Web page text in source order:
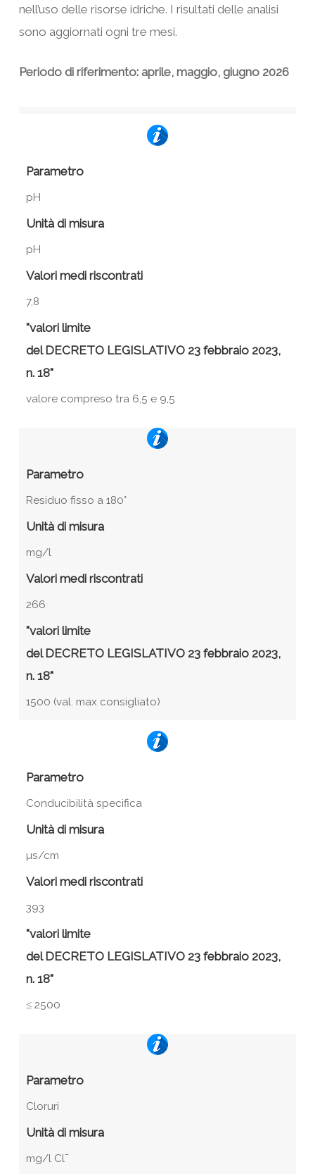
nell’uso delle risorse idriche. I risultati delle analisi
sono aggiornati ogni tre mesi.
Periodo di riferimento: aprile, maggio, giugno 2026
Parametro
pH
Unità di misura
pH
Valori medi riscontrati
7,8
"valori limite
del DECRETO LEGISLATIVO 23 febbraio 2023,
n. 18"
valore compreso tra 6,5 e 9,5
Parametro
Residuo fisso a 180°
Unità di misura
mg/l
Valori medi riscontrati
266
"valori limite
del DECRETO LEGISLATIVO 23 febbraio 2023,
n. 18"
1500 (val. max consigliato)
Parametro
Conducibilità specifica
Unità di misura
µs/cm
Valori medi riscontrati
393
"valori limite
del DECRETO LEGISLATIVO 23 febbraio 2023,
n. 18"
≤ 2500
Parametro
Cloruri
Unità di misura
mg/l Cl¯